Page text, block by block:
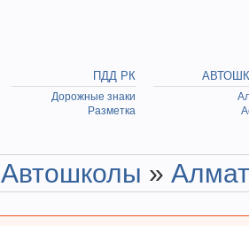
ПДД РК
Дорожные знаки
Разметка
Автошколы »